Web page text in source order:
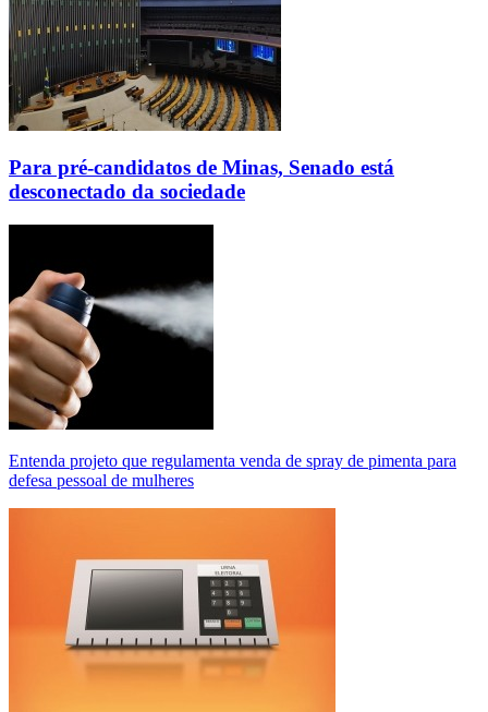
Para pré-candidatos de Minas, Senado está
desconectado da sociedade
Entenda projeto que regulamenta venda de spray de pimenta para
defesa pessoal de mulheres